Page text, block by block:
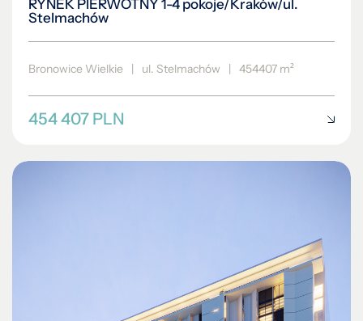
RYNEK PIERWOTNY 1-4 pokoje/Kraków/ul.
Stelmachów
Bronowice Wielkie | ul. Stelmachów | 454407 m²
454 407 PLN